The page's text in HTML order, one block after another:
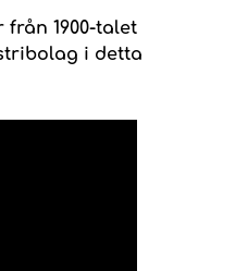
1900-talet
i detta